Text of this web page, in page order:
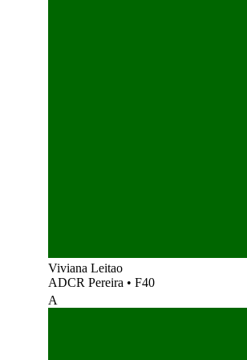
Viviana Leitao
ADCR Pereira • F40
A